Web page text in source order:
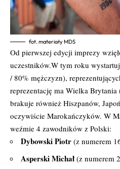
fot. materiały MDS
Od pierwszej edycji imprezy
uczestników.W tym roku
/ 80% mężczyzn),
reprezentację ma Wielka
brakuje również Hiszpanów,
oczywiście Marokańczyków. W
weźmie 4 zawodników z Polski:
Dybowski Piotr (z numerem
Asperski Michał (z numerem